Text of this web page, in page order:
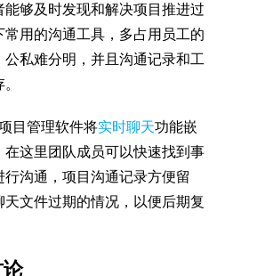
能够及时发现和解决项目推进过
常用的沟通工具，多占用员工的
公私难分明，并且沟通记录和工
目管理软件将实时聊天功能嵌
在这里团队成员可以快速找到事
沟通，项目沟通记录方便留
文件过期的情况，以便后期复